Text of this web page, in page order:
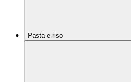
Pasta e riso